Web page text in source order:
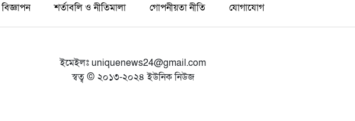
বিজ্ঞাপন শর্তাবলি ও নীতিমালা গোপনীয়তা নীতি যোগাযোগ
ইমেইলঃ uniquenews24@gmail.com
স্বত্ব © ২০১৩-২০২৪ ইউনিক নিউজ